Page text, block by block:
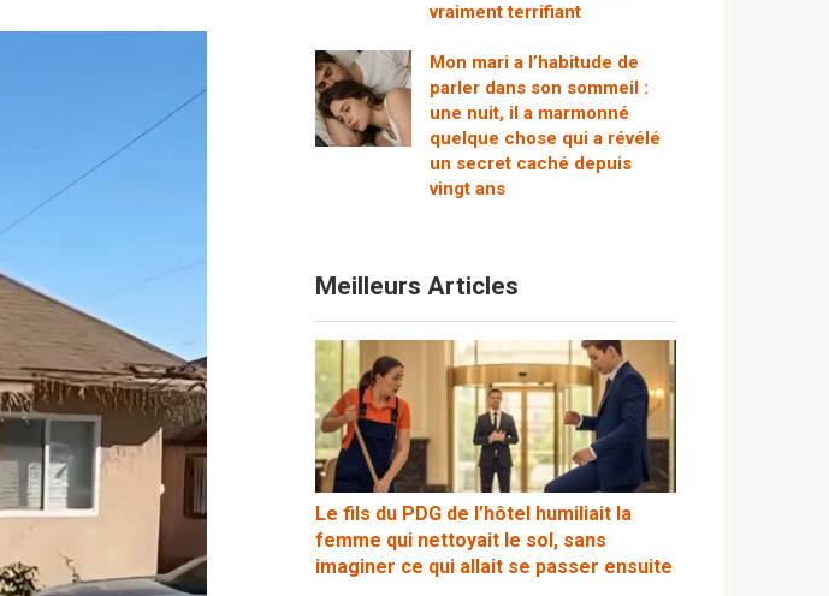
vraiment terrifiant
Mon mari a l’habitude de
parler dans son sommeil :
une nuit, il a marmonné
quelque chose qui a révélé
un secret caché depuis
vingt ans
Meilleurs Articles
Le fils du PDG de l’hôtel humiliait la
femme qui nettoyait le sol, sans
imaginer ce qui allait se passer ensuite